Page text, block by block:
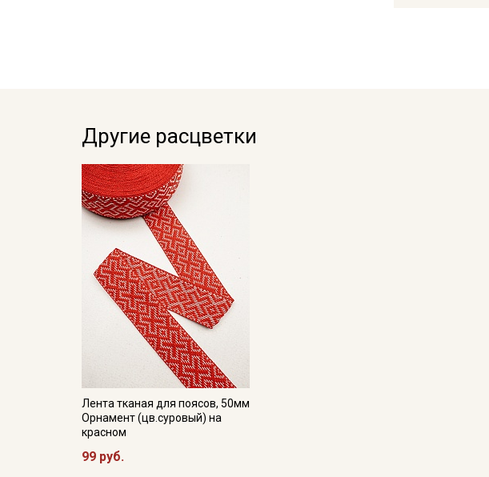
Другие расцветки
Лента тканая для поясов, 50мм
Орнамент (цв.суровый) на
красном
99 руб.